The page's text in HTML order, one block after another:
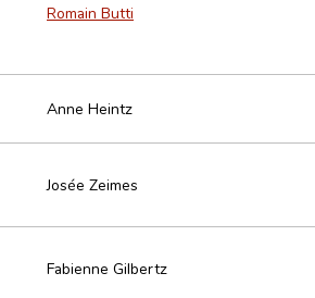
Romain Butti
Anne Heintz
Josée Zeimes
Fabienne Gilbertz